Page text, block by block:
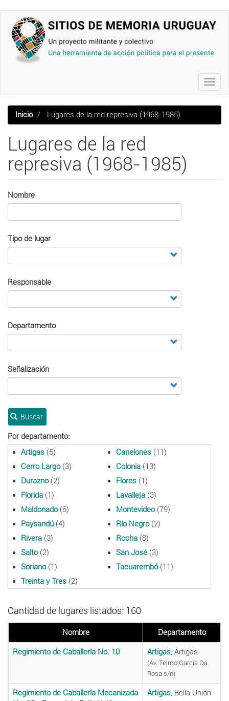
contenido
principal
Inicio Lugares de la red represiva (1968-1985)
Lugares de la red
represiva (1968-1985)
Nombre
Tipo de lugar
Responsable
Departamento
Señalización
Buscar
Por departamento:
Artigas (5) Canelones(11)
Cerro Largo(3) Colonia(13)
Durazno(2) Flores(1)
Florida (1) Lavalleja(3)
Maldonado(6) Montevideo(79)
Paysandú (4) Río Negro(2)
Rivera (3) Rocha(8)
Salto(2) San José(3)
Soriano(1) Tacuarembó(11)
Treinta y Tres (2)
Cantidad de lugares listados: 160
Nombre Departamento
Regimiento de Caballería No. 10 Artigas, Artigas
(Av. Telmo García Da
Rosa s/n)
Regimiento de Caballería Mecanizada
Artigas, Bella Unión